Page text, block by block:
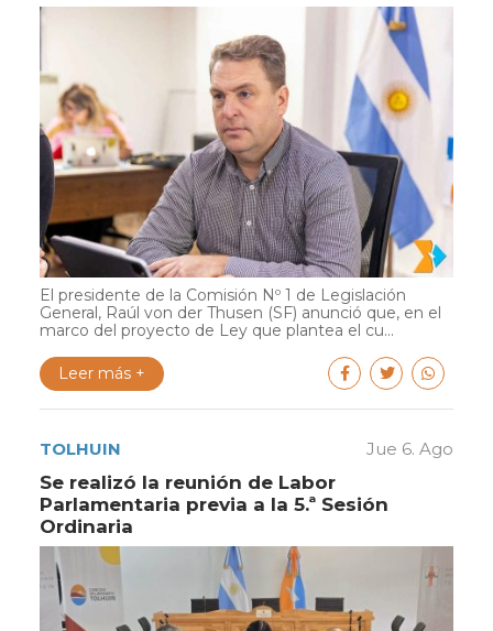
El presidente de la Comisión Nº 1 de Legislación
General, Raúl von der Thusen (SF) anunció que, en el
marco del proyecto de Ley que plantea el cu...
Leer más +
TOLHUIN Jue 6. Ago
Se realizó la reunión de Labor
Parlamentaria previa a la 5.ª Sesión
Ordinaria